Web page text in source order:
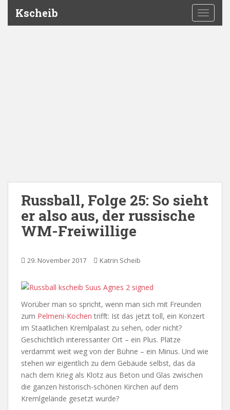
Kscheib
Russball, Folge 25: So sieht
er also aus, der russische
WM-Freiwillige
29. November 2017 Katrin Scheib
Worüber man so spricht, wenn man sich mit Freunden
zum Pelmeni-Kochen trifft: Ist das jetzt toll, ein Konzert
im Staatlichen Kremlpalast zu sehen, oder nicht?
Geschichtlich interessanter Ort – ein Plus. Plätze
verdammt weit weg von der Bühne – ein Minus. Und wie
stehen wir eigentlich zu dem Gebäude selbst, das da
nach dem Krieg als Klotz aus Beton und Glas zwischen
die ganzen historisch-schönen Kirchen auf dem
Kremlgelände gesetzt wurde?